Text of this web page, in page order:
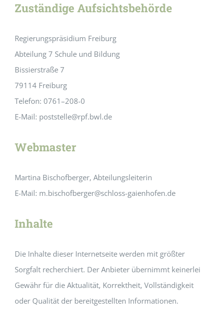
Zuständige Aufsichtsbehörde
Regierungspräsidium Freiburg
Abteilung 7 Schule und Bildung
Bissierstraße 7
79114 Freiburg
Telefon: 0761–208-0
E-Mail: poststelle@rpf.bwl.de
Webmaster
Martina Bischofberger, Abteilungsleiterin
E-Mail: m.bischofberger@schloss-gaienhofen.de
Inhalte
Die Inhalte dieser Internetseite werden mit größter
Sorgfalt recherchiert. Der Anbieter übernimmt keinerlei
Gewähr für die Aktualität, Korrektheit, Vollständigkeit
oder Qualität der bereitgestellten Informationen.